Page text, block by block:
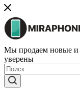
Мы продаем новые и
уверены